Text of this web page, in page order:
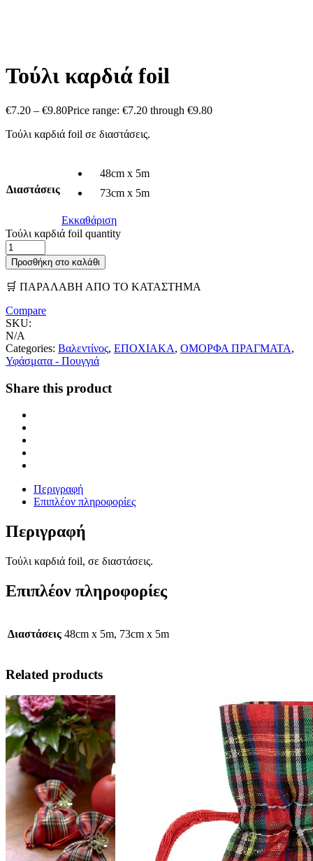
Τούλι καρδιά foil
€7.20 – €9.80Price range: €7.20 through €9.80
Τούλι καρδιά foil σε διαστάσεις.
Διαστάσεις
48cm x 5m
73cm x 5m
Εκκαθάριση
Τούλι καρδιά foil quantity
Προσθήκη στο καλάθι
🛒 ΠΑΡΑΛΑΒΗ ΑΠΟ ΤΟ ΚΑΤΑΣΤΗΜΑ
Compare
SKU:
N/A
Categories: Βαλεντίνος, ΕΠΟΧΙΑΚΑ, ΟΜΟΡΦΑ ΠΡΑΓΜΑΤΑ,
Υφάσματα - Πουγγιά
Share this product
Περιγραφή
Επιπλέον πληροφορίες
Περιγραφή
Τούλι καρδιά foil, σε διαστάσεις.
Επιπλέον πληροφορίες
Διαστάσεις 48cm x 5m, 73cm x 5m
Related products